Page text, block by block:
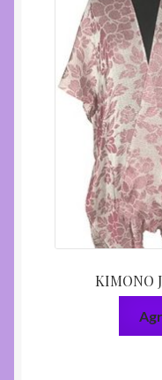
KIMONO